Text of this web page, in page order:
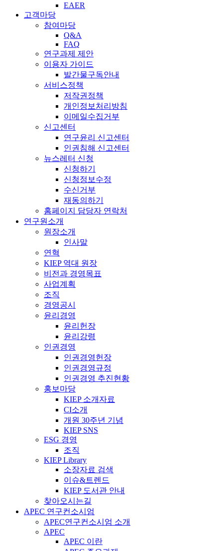
EAER
고객마당
참여마당
Q&A
FAQ
연구과제 제안
이용자 가이드
발간물구독안내
서비스정책
저작권정책
개인정보처리방침
이메일수집거부
신고센터
연구윤리 신고센터
인권침해 신고센터
뉴스레터 신청
신청하기
신청정보수정
수신거부
재동의하기
홈페이지 담당자 연락처
연구원소개
원장소개
인사말
연혁
KIEP 역대 원장
비전과 경영목표
사업계획
조직
경영공시
윤리경영
윤리헌장
윤리강령
인권경영
인권경영헌장
인권경영규정
인권경영 추진현황
홍보마당
KIEP 소개자료
CI소개
개원 30주년 기념
KIEP SNS
ESG 경영
조직
KIEP Library
소장자료 검색
이슈&트렌드
KIEP 도서관 안내
찾아오시는길
APEC 연구컨소시엄
APEC연구컨소시엄 소개
APEC
APEC 이란